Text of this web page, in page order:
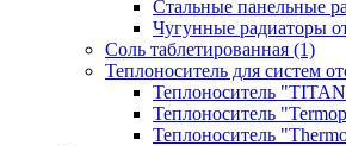
Стальные панельные
Чугунные радиаторы
Соль таблетированная (1)
Теплоноситель для систем
Теплоноситель
Теплоноситель
Теплоноситель